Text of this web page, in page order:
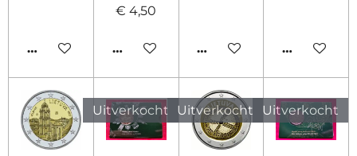
HOUD MIJ OP DE HOOGTE
€ 4,50
HOUD MIJ OP DE HOOGTE
IN WINKELWAGEN
HOUD MIJ
Uitverkocht Uitverkocht Uitverkocht